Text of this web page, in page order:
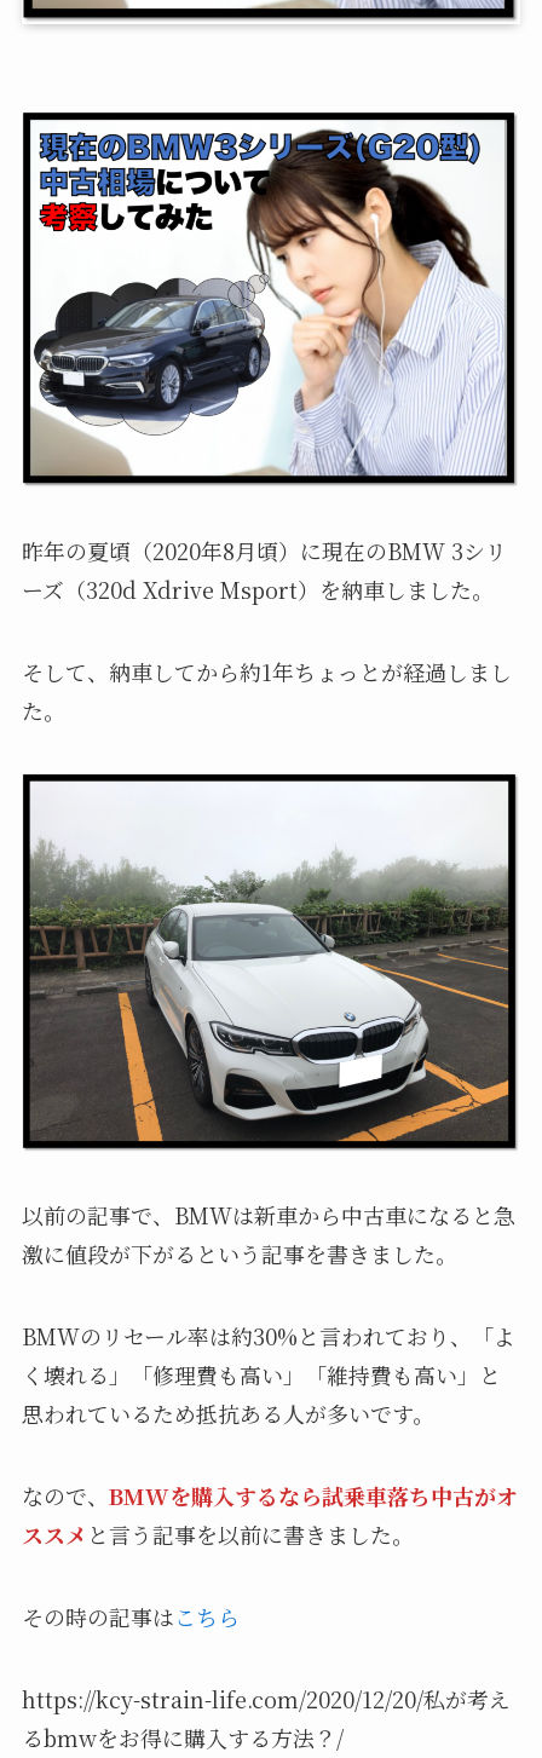
昨年の夏頃（2020年8月頃）に現在のBMW 3シリ
ーズ（320d Xdrive Msport）を納車しました。
そして、納車してから約1年ちょっとが経過しまし
た。
以前の記事で、BMWは新車から中古車になると急
激に値段が下がるという記事を書きました。
BMWのリセール率は約30%と言われており、「よ
く壊れる」「修理費も高い」「維持費も高い」と
思われているため抵抗ある人が多いです。
なので、 BMWを購入するなら試乗車落ち中古がオ
ススメ と言う記事を以前に書きました。
その時の記事はこちら
https://kcy-strain-life.com/2020/12/20/私が考え
るbmwをお得に購入する方法？/